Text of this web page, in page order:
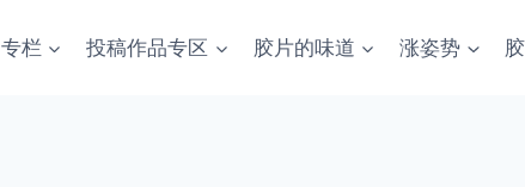
专栏 投稿作品专区 胶片的味道 涨姿势